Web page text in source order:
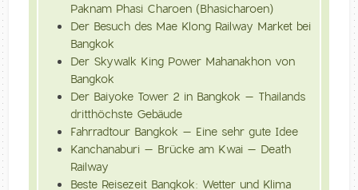
Paknam Phasi Charoen (Bhasicharoen)
Der Besuch des Mae Klong Railway Market bei
Bangkok
Der Skywalk King Power Mahanakhon von
Bangkok
Der Baiyoke Tower 2 in Bangkok – Thailands
dritthöchste Gebäude
Fahrradtour Bangkok – Eine sehr gute Idee
Kanchanaburi – Brücke am Kwai – Death
Railway
Beste Reisezeit Bangkok: Wetter und Klima